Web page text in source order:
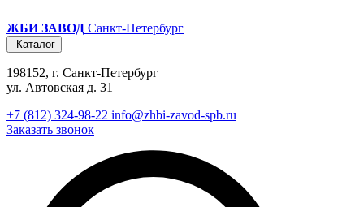
ЖБИ ЗАВОД Санкт-Петербург
Каталог
198152, г. Санкт-Петербург
ул. Автовская д. 31
+7 (812) 324-98-22 info@zhbi-zavod-spb.ru
Заказать звонок